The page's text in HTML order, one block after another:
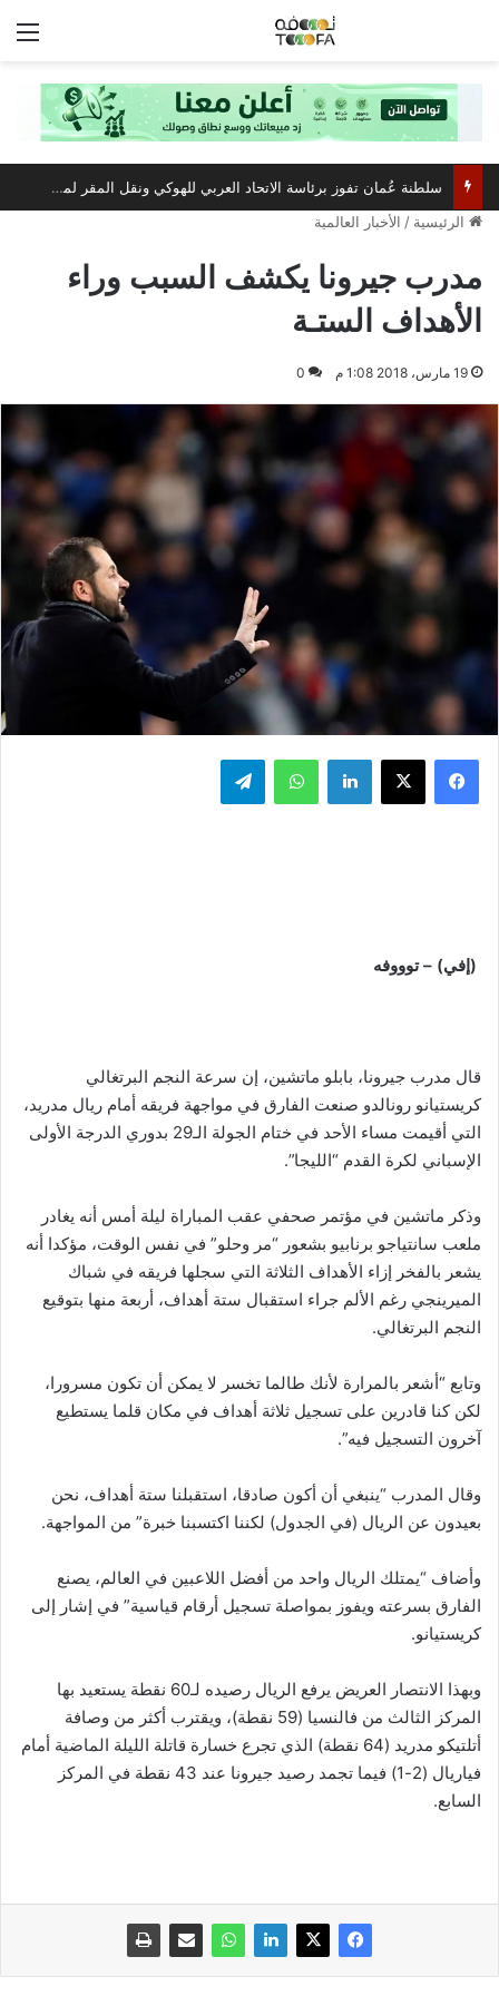
سلطنة عُمان تفوز برئاسة الاتحاد العربي للهوكي ونقل المقر لمسقط
الرئيسية / الأخبار العالمية
مدرب جيرونا يكشف السبب وراء
الأهداف الستـة
19 مارس، 2018 1:08 م 0
فيسبوك ‫X لينكدإن واتساب تيلقرام
(إفي) – توووفه
قال مدرب جيرونا، بابلو ماتشين، إن سرعة النجم البرتغالي
كريستيانو رونالدو صنعت الفارق في مواجهة فريقه أمام ريال مدريد،
التي أقيمت مساء الأحد في ختام الجولة الـ29 بدوري الدرجة الأولى
الإسباني لكرة القدم “الليجا”.
وذكر ماتشين في مؤتمر صحفي عقب المباراة ليلة أمس أنه يغادر
ملعب سانتياجو برنابيو بشعور “مر وحلو” في نفس الوقت، مؤكدا أنه
يشعر بالفخر إزاء الأهداف الثلاثة التي سجلها فريقه في شباك
الميرينجي رغم الألم جراء استقبال ستة أهداف، أربعة منها بتوقيع
النجم البرتغالي.
وتابع “أشعر بالمرارة لأنك طالما تخسر لا يمكن أن تكون مسرورا،
لكن كنا قادرين على تسجيل ثلاثة أهداف في مكان قلما يستطيع
آخرون التسجيل فيه”.
وقال المدرب “ينبغي أن أكون صادقا، استقبلنا ستة أهداف، نحن
بعيدون عن الريال (في الجدول) لكننا اكتسبنا خبرة” من المواجهة.
وأضاف “يمتلك الريال واحد من أفضل اللاعبين في العالم، يصنع
الفارق بسرعته ويفوز بمواصلة تسجيل أرقام قياسية” في إشار إلى
كريستيانو.
وبهذا الانتصار العريض يرفع الريال رصيده لـ60 نقطة يستعيد بها
المركز الثالث من فالنسيا (59 نقطة)، ويقترب أكثر من وصافة
أتلتيكو مدريد (64 نقطة) الذي تجرع خسارة قاتلة الليلة الماضية أمام
فياريال (2-1) فيما تجمد رصيد جيرونا عند 43 نقطة في المركز
السابع.